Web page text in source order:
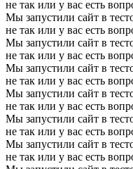
не так или у вас есть
Мы запустили сайт в
не так или у вас есть
Мы запустили сайт в
не так или у вас есть
Мы запустили сайт в
не так или у вас есть
Мы запустили сайт в
не так или у вас есть
Мы запустили сайт в
не так или у вас есть
Мы запустили сайт в
не так или у вас есть